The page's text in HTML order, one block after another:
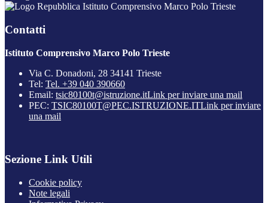
Istituto Comprensivo Marco Polo Trieste
Contatti
Istituto Comprensivo Marco Polo Trieste
Via C. Donadoni, 28 34141 Trieste
Tel: Tel. +39 040 390660
Email: tsic80100t@istruzione.itLink per inviare una mail
PEC: TSIC80100T@PEC.ISTRUZIONE.ITLink per inviare
una mail
Sezione Link Utili
Cookie policy
Note legali